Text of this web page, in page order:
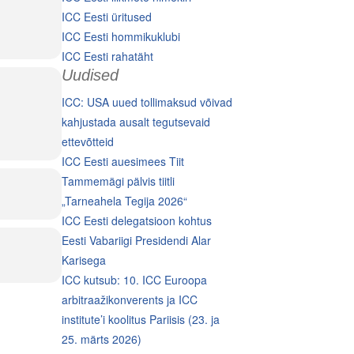
ICC Eesti üritused
ICC Eesti hommikuklubi
ICC Eesti rahatäht
Uudised
ICC: USA uued tollimaksud võivad
kahjustada ausalt tegutsevaid
ettevõtteid
ICC Eesti auesimees Tiit
Tammemägi pälvis tiitli
„Tarneahela Tegija 2026“
ICC Eesti delegatsioon kohtus
Eesti Vabariigi Presidendi Alar
Karisega
ICC kutsub: 10. ICC Euroopa
arbitraažikonverents ja ICC
institute’i koolitus Pariisis (23. ja
25. märts 2026)